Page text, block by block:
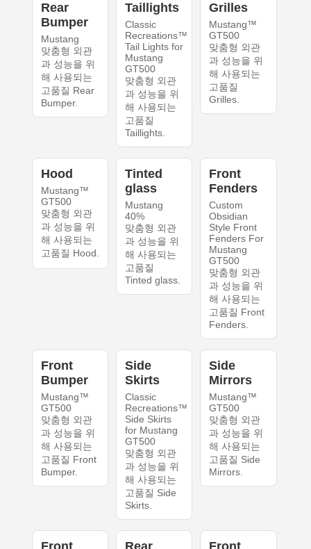
Rear
Bumper
Mustang
맞춤형 외관
과 성능을 위
해 사용되는
고품질 Rear
Bumper.
Taillights
Classic
Recreations™
Tail Lights for
Mustang
GT500
맞춤형 외관
과 성능을 위
해 사용되는
고품질
Taillights.
Grilles
Mustang™
GT500
맞춤형 외관
과 성능을 위
해 사용되는
고품질
Grilles.
Hood
Mustang™
GT500
맞춤형 외관
과 성능을 위
해 사용되는
고품질 Hood.
Tinted
glass
Mustang
40%
맞춤형 외관
과 성능을 위
해 사용되는
고품질
Tinted glass.
Front
Fenders
Custom
Obsidian
Style Front
Fenders For
Mustang
GT500
맞춤형 외관
과 성능을 위
해 사용되는
고품질 Front
Fenders.
Front
Bumper
Mustang™
GT500
맞춤형 외관
과 성능을 위
해 사용되는
고품질 Front
Bumper.
Side
Skirts
Classic
Recreations™
Side Skirts
for Mustang
GT500
맞춤형 외관
과 성능을 위
해 사용되는
고품질 Side
Skirts.
Side
Mirrors
Mustang™
GT500
맞춤형 외관
과 성능을 위
해 사용되는
고품질 Side
Mirrors.
Front Rear Front